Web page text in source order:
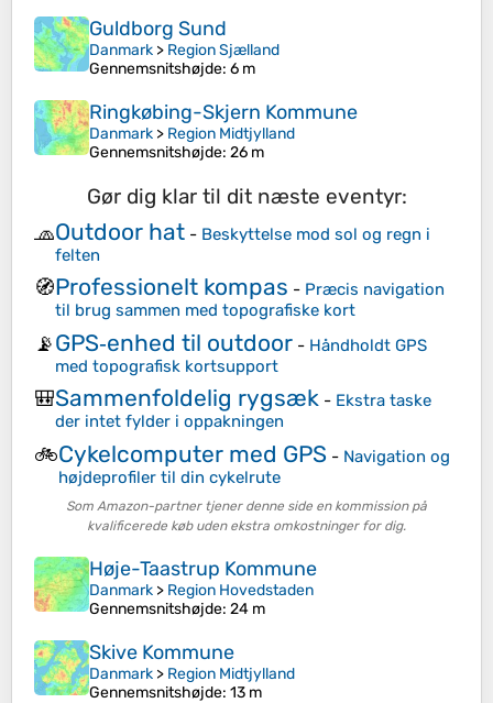
Guldborg Sund
Danmark > Region Sjælland
Gennemsnitshøjde: 6 m
Ringkøbing-Skjern Kommune
Danmark > Region Midtjylland
Gennemsnitshøjde: 26 m
Gør dig klar til dit næste eventyr:
🧢Outdoor hat - Beskyttelse mod sol og regn i
felten
🧭Professionelt kompas - Præcis navigation
til brug sammen med topografiske kort
📡GPS‑enhed til outdoor - Håndholdt GPS
med topografisk kortsupport
🎒Sammenfoldelig rygsæk - Ekstra taske
der intet fylder i oppakningen
🚲Cykelcomputer med GPS - Navigation og
højdeprofiler til din cykelrute
Som Amazon-partner tjener denne side en kommission på
kvalificerede køb uden ekstra omkostninger for dig.
Høje-Taastrup Kommune
Danmark > Region Hovedstaden
Gennemsnitshøjde: 24 m
Skive Kommune
Danmark > Region Midtjylland
Gennemsnitshøjde: 13 m